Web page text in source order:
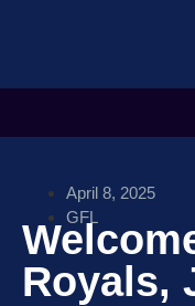
April 8, 2025
GFL
Royals,